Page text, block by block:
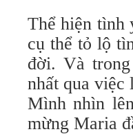
Thể hiện tình
cụ thể tỏ lộ
đời. Và
nhất qua
Mình nhìn
mừng Maria